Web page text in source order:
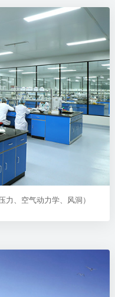
、空气动力学、风洞）